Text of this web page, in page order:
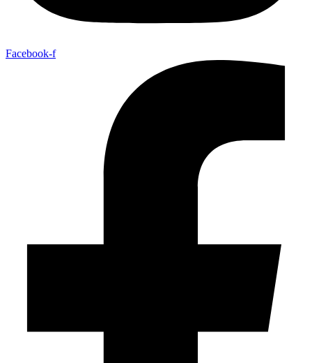
Facebook-f